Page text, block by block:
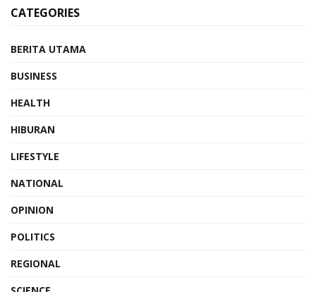
CATEGORIES
BERITA UTAMA
BUSINESS
HEALTH
HIBURAN
LIFESTYLE
NATIONAL
OPINION
POLITICS
REGIONAL